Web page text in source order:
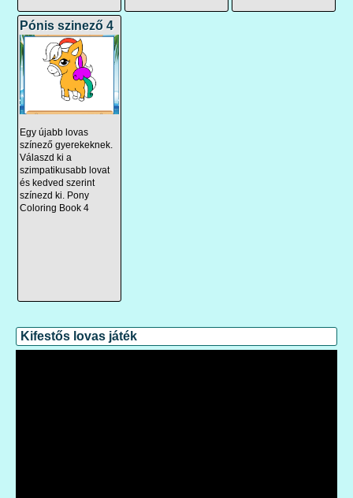
Pónis szinező 4
Egy újabb lovas
színező gyerekeknek.
Válaszd ki a
szimpatikusabb lovat
és kedved szerint
színezd ki. Pony
Coloring Book 4
Kifestős lovas játék